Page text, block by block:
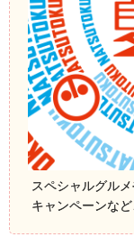
スペシャルグル
キャンペーンな